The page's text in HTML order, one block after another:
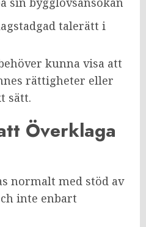
talerätt i
kunna visa att
rättigheter eller
sätt.
Överklaga
normalt med stöd av
inte enbart